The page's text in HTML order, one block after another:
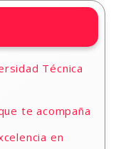
Técnica
te acompaña
en